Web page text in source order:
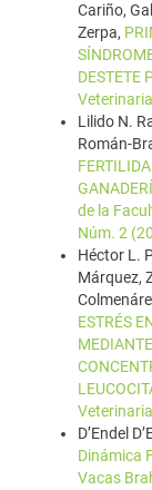
Cariño,
Zerpa,
DESTETE
Lilido N.
Román-
de la
Núm. 2
Héctor L.
Márquez,
ESTRÉS
D’Endel
Dinámica
Vacas